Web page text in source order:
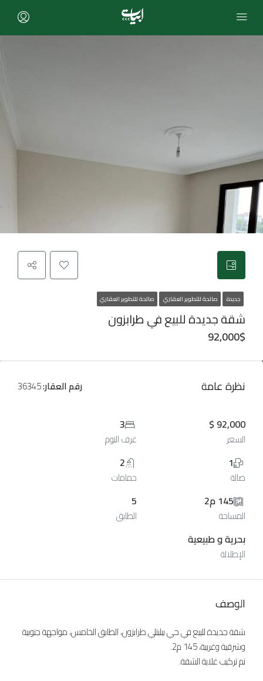
جديدة صالحة للتطوير العقاري صالحة للتطوير العقاري
شقة جديدة للبيع في طرابزون
92,000$
نظرة عامة رقم العقار:
92,000 $
السعر
3
غرف النوم
1
صالة
2
حمامات
145 م2
المساحة
5
الطابق
بحرية و طبيعية
الإطلالة
الوصف
شقة جديدة للبيع في حي بيليتلي طرابزون، الطابق الخامس، مواجهة جنوبية
وشرقية وغربية، 145 م2.
تم تركيب غلاية الشقة.